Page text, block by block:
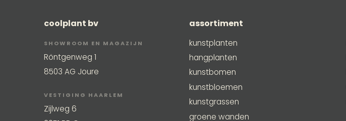
coolplant bv
SHOWROOM EN MAGAZIJN
Röntgenweg 1
8503 AG Joure
VESTIGING HAARLEM
Zijlweg 6
assortiment
kunstplanten
hangplanten
kunstbomen
kunstbloemen
kunstgrassen
groene wanden